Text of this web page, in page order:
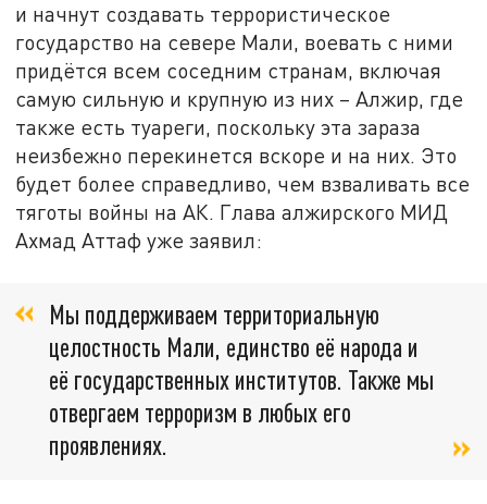
и начнут создавать террористическое
государство на севере Мали, воевать с ними
придётся всем соседним странам, включая
самую сильную и крупную из них – Алжир, где
также есть туареги, поскольку эта зараза
неизбежно перекинется вскоре и на них. Это
будет более справедливо, чем взваливать все
тяготы войны на АК. Глава алжирского МИД
Ахмад Аттаф уже заявил:
Мы поддерживаем территориальную
целостность Мали, единство её народа и
её государственных институтов. Также мы
отвергаем терроризм в любых его
проявлениях.